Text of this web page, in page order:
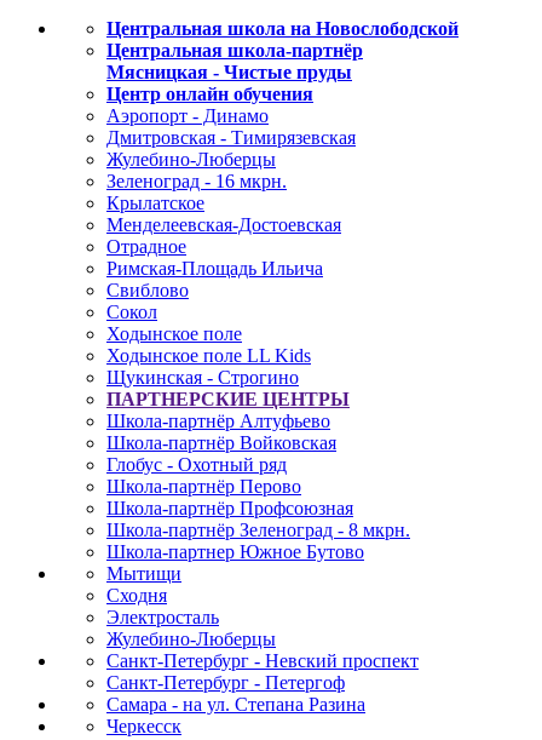
Центральная школа на Новослободской
Центральная школа-партнёр
Мясницкая - Чистые пруды
Центр онлайн обучения
Аэропорт - Динамо
Дмитровская - Тимирязевская
Жулебино-Люберцы
Зеленоград - 16 мкрн.
Крылатское
Менделеевская-Достоевская
Отрадное
Римская-Площадь Ильича
Свиблово
Сокол
Ходынское поле
Ходынское поле LL Kids
Щукинская - Строгино
ПАРТНЕРСКИЕ ЦЕНТРЫ
Школа-партнёр Алтуфьево
Школа-партнёр Войковская
Глобус - Охотный ряд
Школа-партнёр Перово
Школа-партнёр Профсоюзная
Школа-партнёр Зеленоград - 8 мкрн.
Школа-партнер Южное Бутово
Мытищи
Сходня
Электросталь
Жулебино-Люберцы
Санкт-Петербург - Невский проспект
Санкт-Петербург - Петергоф
Самара - на ул. Степана Разина
Черкесск